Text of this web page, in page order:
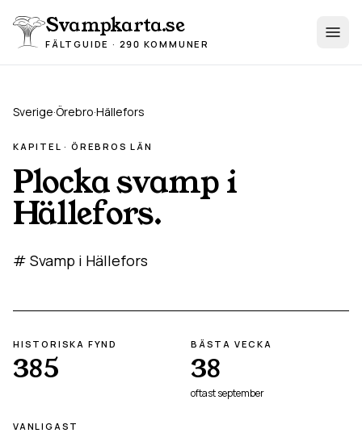
Svampkarta.se
FÄLTGUIDE · 290 KOMMUNER
Sverige·Örebro·Hällefors
KAPITEL · ÖREBRO S LÄN
Plocka svamp i
Hällefors.
# Svamp i Hällefors
HISTORISKA FYND
385
BÄSTA VECKA
38
oftastseptember
VANLIGAST